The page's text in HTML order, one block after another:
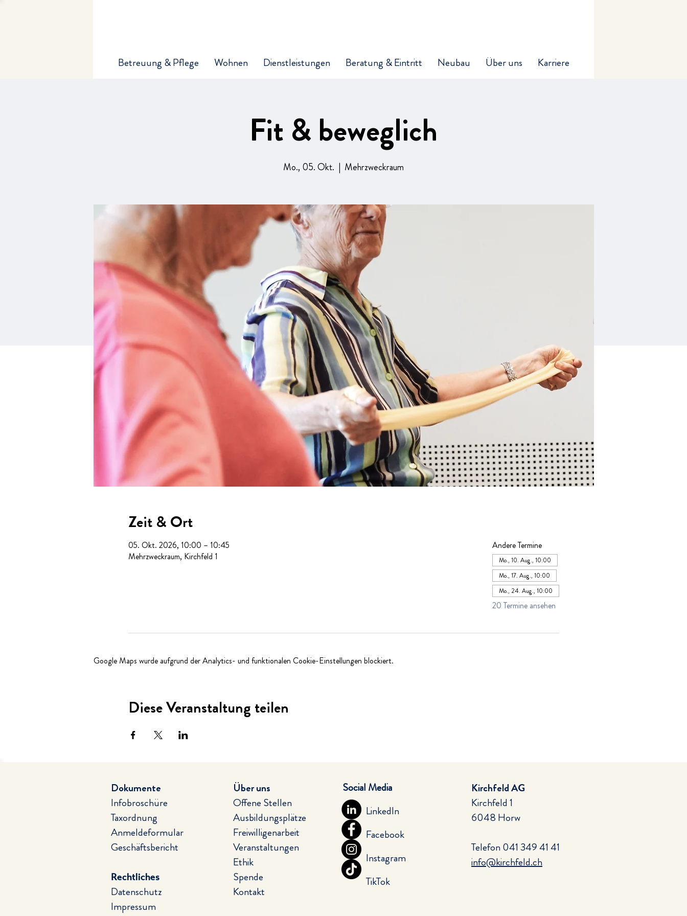
Betreuung & Pflege Wohnen Dienstleistungen Beratung & Eintritt Neubau Über uns Karriere
Fit & beweglich
Mo., 05. Okt.
  |
Mehrzweckraum
Zeit & Ort
05. Okt. 2026, 10:00 – 10:45
Mehrzweckraum, Kirchfeld 1
Andere Termine
Mo., 10. Aug., 10:00
Mo., 17. Aug., 10:00
Mo., 24. Aug., 10:00
20 Termine ansehen
Google Maps wurde aufgrund der Analytics- und funktionalen Cookie-Einstellungen blockiert.
Diese Veranstaltung teilen
Dokumente
Infobroschüre
Taxordnung
Anmeldeformular
Geschäftsbericht
Rechtliches
Datenschutz
Impressum
Über uns
Offene Stellen
Ausbildungsplätze
Freiwilligenarbeit
Veranstaltungen
Ethik
Spende
Kontakt
LinkedIn
Facebook
Instagram
TikTok
Social Media
Kirchfeld AG
Kirchfeld 1
6048 Horw
Telefon041 349 41 41
info@kirchfeld.ch